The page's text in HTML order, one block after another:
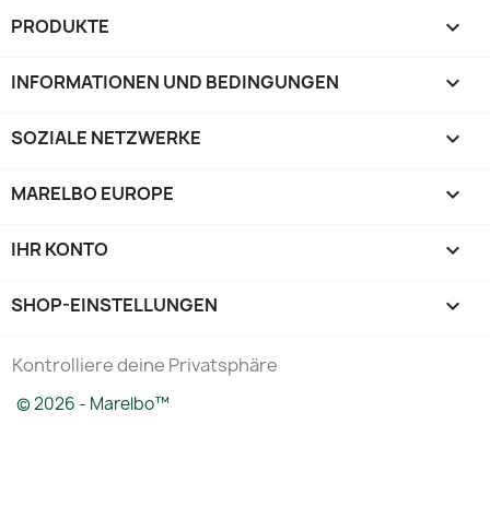
PRODUKTE 
INFORMATIONEN UND BEDINGUNGEN 
SOZIALE NETZWERKE 
MARELBO EUROPE 
IHR KONTO 
SHOP-EINSTELLUNGEN keyboard_arrow_down
Kontrolliere deine Privatsphäre
© 2026 - Marelbo™